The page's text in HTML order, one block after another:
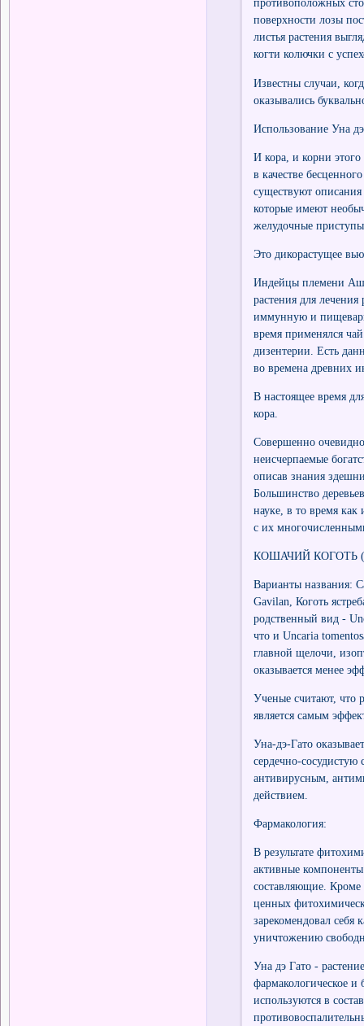
противоположных
поверхности лозы
листья растения
когти колючки с
Известны случаи,
оказывались
Использование Уна
И кора, и корни
в качестве
существуют
которые имеют
желудочные
Это дикорастущее
Индейцы племени
растения для
иммунную и
время применялся
дизентерии. Есть
во времена древних
В настоящее время
кора.
Совершенно
неисчерпаемые
описав знания
Большинство
науке, в то время
с их
КОШАЧИЙ КОГОТЬ
Варианты названия:
Gavilan, Коготь
родственный вид -
что и Uncaria
главной щелочи,
оказывается менее
Ученые считают, что
является самым
Уна-дэ-Гато
сердечно-сосудистую
антивирусным,
действием.
Фармакология:
В результате
активные
составляющие. Кроме
ценных
зарекомендовал
уничтожению
Уна дэ Гато -
фармакологическое и
используются в